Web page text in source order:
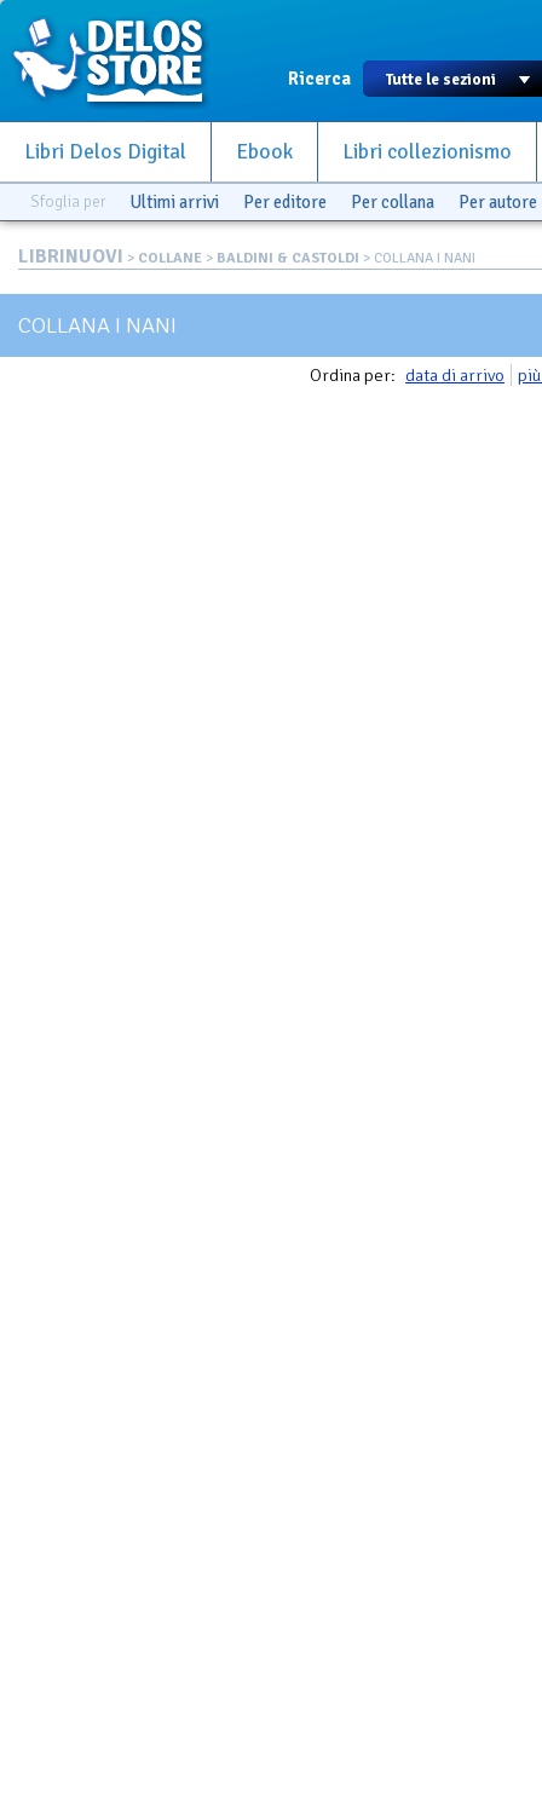
Ricerca
Libri Delos Digital Ebook Libri collezionismo
Sfoglia per Ultimi arrivi Per editore Per collana Per autore
LIBRINUOVI > COLLANE > BALDINI & CASTOLDI > COLLANA I NANI
COLLANA I NANI
Ordina per: data di arrivo